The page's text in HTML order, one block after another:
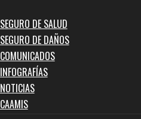
SEGURO DE SALUD
SEGURO DE DAÑOS
COMUNICADOS
INFOGRAFÍAS
NOTICIAS
CAAMIS